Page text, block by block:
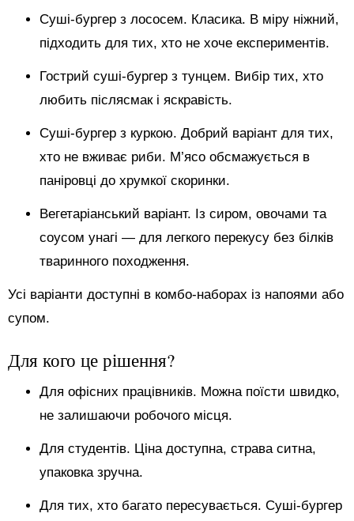
Суші-бургер з лососем. Класика. В міру ніжний,
підходить для тих, хто не хоче експериментів.
Гострий суші-бургер з тунцем. Вибір тих, хто
любить післясмак і яскравість.
Суші-бургер з куркою. Добрий варіант для тих,
хто не вживає риби. М’ясо обсмажується в
паніровці до хрумкої скоринки.
Вегетаріанський варіант. Із сиром, овочами та
соусом унагі — для легкого перекусу без білків
тваринного походження.
Усі варіанти доступні в комбо-наборах із напоями або
супом.
Для кого це рішення?
Для офісних працівників. Можна поїсти швидко,
не залишаючи робочого місця.
Для студентів. Ціна доступна, страва ситна,
упаковка зручна.
Для тих, хто багато пересувається. Суші-бургер